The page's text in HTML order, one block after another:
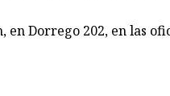
Dorrego 202, en las